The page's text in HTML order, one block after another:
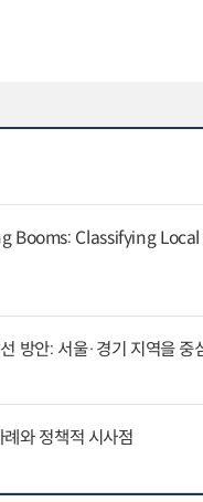
Booms: Classifying
방안: 서울·경기 지역을 중
와 정책적 시사점